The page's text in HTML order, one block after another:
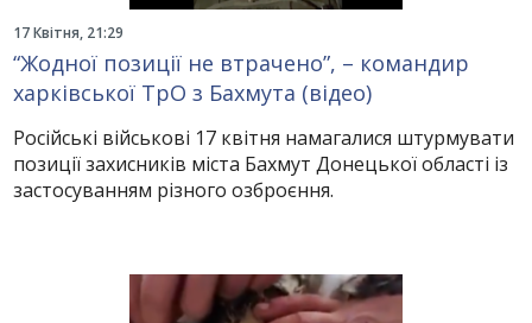
17 Квітня, 21:29
“Жодної позиції не втрачено”, – командир
харківської ТрО з Бахмута (відео)
Російські військові 17 квітня намагалися штурмувати
позиції захисників міста Бахмут Донецької області із
застосуванням різного озброєння.